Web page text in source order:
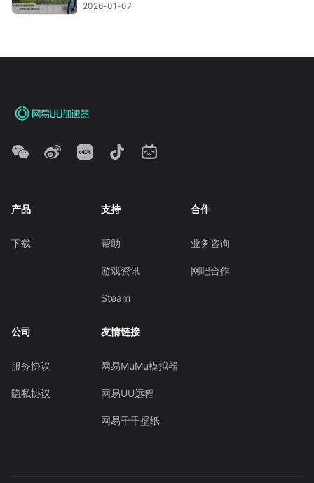
2026-01-07
产品
下载
支持
帮助
游戏资讯
Steam
合作
业务咨询
网吧合作
公司
服务协议
隐私协议
友情链接
网易MuMu模拟器
网易UU远程
网易千千壁纸